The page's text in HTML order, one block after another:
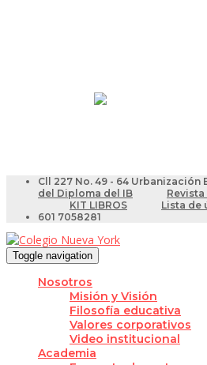
Cll 227 No. 49 - 64 Urbanización
del Diploma del IB
KIT LIBROS
Lista de
601 7058281
Toggle navigation
Nosotros
Misión y Visión
Filosofía educativa
Valores corporativos
Video institucional
Academia